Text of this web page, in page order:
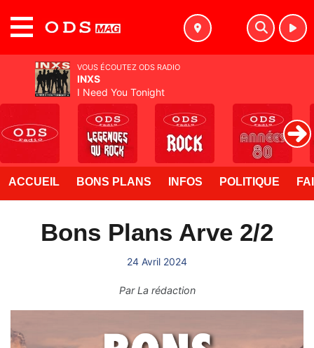
ACCUEIL BONS PLANS INFOS POLITIQUE
Bons Plans Arve 2/2
24 Avril 2024
ParLa rédaction
VOUS ÉCOUTEZ ODS RADIO
INXS
I Need You Tonight